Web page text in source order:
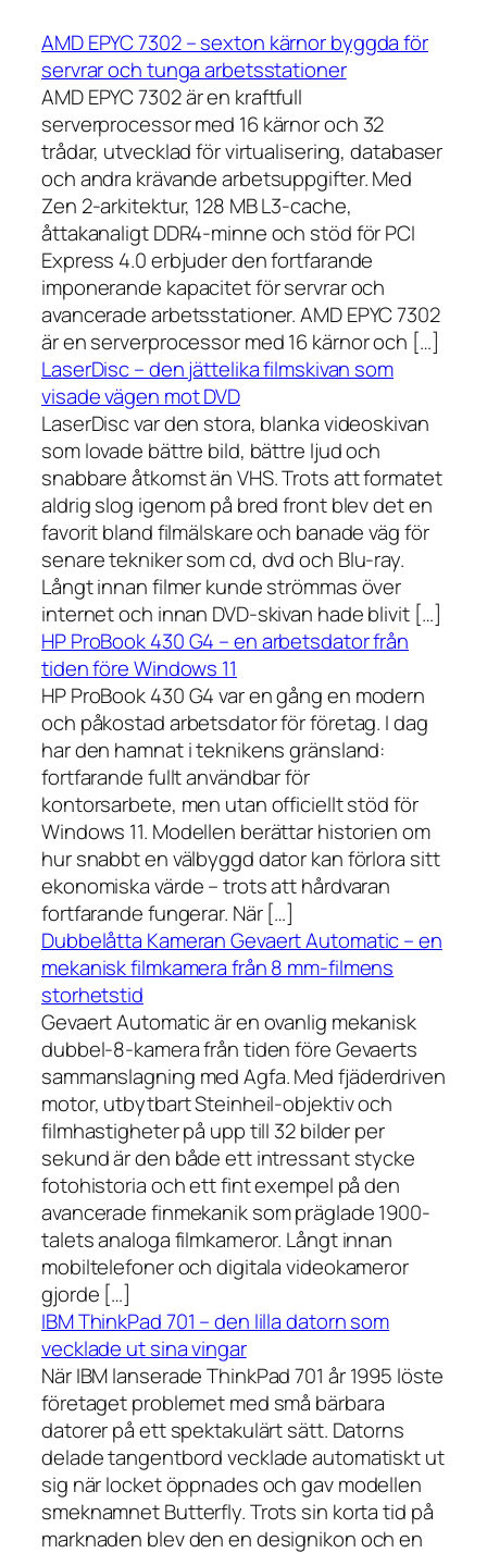
AMD EPYC 7302 – sexton kärnor byggda för
servrar och tunga arbetsstationer
AMD EPYC 7302 är en kraftfull
serverprocessor med 16 kärnor och 32
trådar, utvecklad för virtualisering, databaser
och andra krävande arbetsuppgifter. Med
Zen 2-arkitektur, 128 MB L3-cache,
åttakanaligt DDR4-minne och stöd för PCI
Express 4.0 erbjuder den fortfarande
imponerande kapacitet för servrar och
avancerade arbetsstationer. AMD EPYC 7302
är en serverprocessor med 16 kärnor och […]
LaserDisc – den jättelika filmskivan som
visade vägen mot DVD
LaserDisc var den stora, blanka videoskivan
som lovade bättre bild, bättre ljud och
snabbare åtkomst än VHS. Trots att formatet
aldrig slog igenom på bred front blev det en
favorit bland filmälskare och banade väg för
senare tekniker som cd, dvd och Blu-ray.
Långt innan filmer kunde strömmas över
internet och innan DVD-skivan hade blivit […]
HP ProBook 430 G4 – en arbetsdator från
tiden före Windows 11
HP ProBook 430 G4 var en gång en modern
och påkostad arbetsdator för företag. I dag
har den hamnat i teknikens gränsland:
fortfarande fullt användbar för
kontorsarbete, men utan officiellt stöd för
Windows 11. Modellen berättar historien om
hur snabbt en välbyggd dator kan förlora sitt
ekonomiska värde – trots att hårdvaran
fortfarande fungerar. När […]
Dubbelåtta Kameran Gevaert Automatic – en
mekanisk filmkamera från 8 mm-filmens
storhetstid
Gevaert Automatic är en ovanlig mekanisk
dubbel-8-kamera från tiden före Gevaerts
sammanslagning med Agfa. Med fjäderdriven
motor, utbytbart Steinheil-objektiv och
filmhastigheter på upp till 32 bilder per
sekund är den både ett intressant stycke
fotohistoria och ett fint exempel på den
avancerade finmekanik som präglade 1900-
talets analoga filmkameror. Långt innan
mobiltelefoner och digitala videokameror
gjorde […]
IBM ThinkPad 701 – den lilla datorn som
vecklade ut sina vingar
När IBM lanserade ThinkPad 701 år 1995 löste
företaget problemet med små bärbara
datorer på ett spektakulärt sätt. Datorns
delade tangentbord vecklade automatiskt ut
sig när locket öppnades och gav modellen
smeknamnet Butterfly. Trots sin korta tid på
marknaden blev den en designikon och en